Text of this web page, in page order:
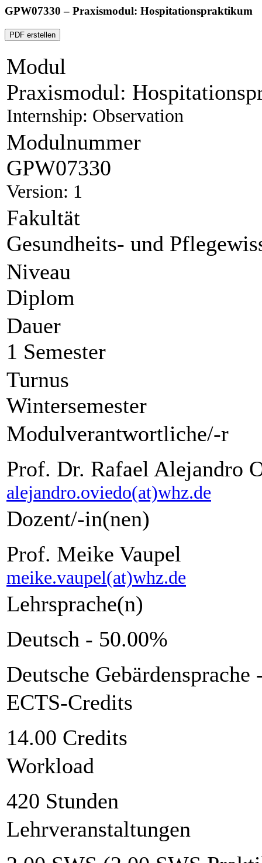
GPW07330 – Praxismodul: Hospitationspraktikum
PDF erstellen
Modul
Praxismodul:
Internship: Observation
Modulnummer
GPW07330
Version: 1
Fakultät
Gesundheits- und
Niveau
Diplom
Dauer
1 Semester
Turnus
Wintersemester
Modulverantwortliche/-r
Prof. Dr. Rafael Alejandro
alejandro.oviedo(at)whz.de
Dozent/-in(nen)
Prof. Meike Vaupel
meike.vaupel(at)whz.de
Lehrsprache(n)
Deutsch - 50.00%
Deutsche Gebärdensprache
ECTS-Credits
14.00 Credits
Workload
420 Stunden
Lehrveranstaltungen